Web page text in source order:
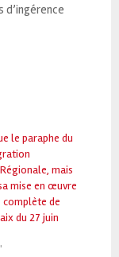
d’ingérence
le paraphe du
mais
mise en œuvre
complète de
du 27 juin